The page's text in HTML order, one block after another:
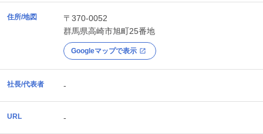
住所/地図
〒370-0052
群馬県高崎市旭町25番地
Googleマップで表示
社長/代表者 -
URL -